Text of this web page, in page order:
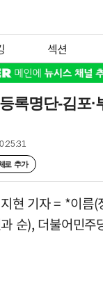
섹션
록명단-김포·
로 추가
현 기자 = *이름
순), 더불어민